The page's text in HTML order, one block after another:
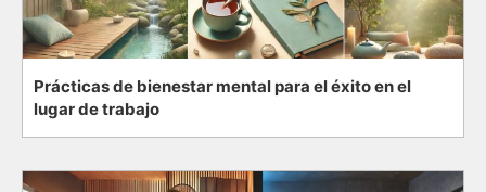
Prácticas de bienestar mental para el éxito en el
lugar de trabajo